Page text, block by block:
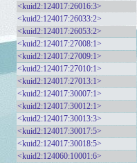
<kuid2:124017:26016:3>
<kuid2:124017:26033:2>
<kuid2:124017:26053:2>
<kuid2:124017:27008:1>
<kuid2:124017:27009:1>
<kuid2:124017:27010:1>
<kuid2:124017:27013:1>
<kuid2:124017:30007:1>
<kuid2:124017:30012:1>
<kuid2:124017:30013:3>
<kuid2:124017:30017:5>
<kuid2:124017:30018:5>
<kuid2:124060:10001:6>